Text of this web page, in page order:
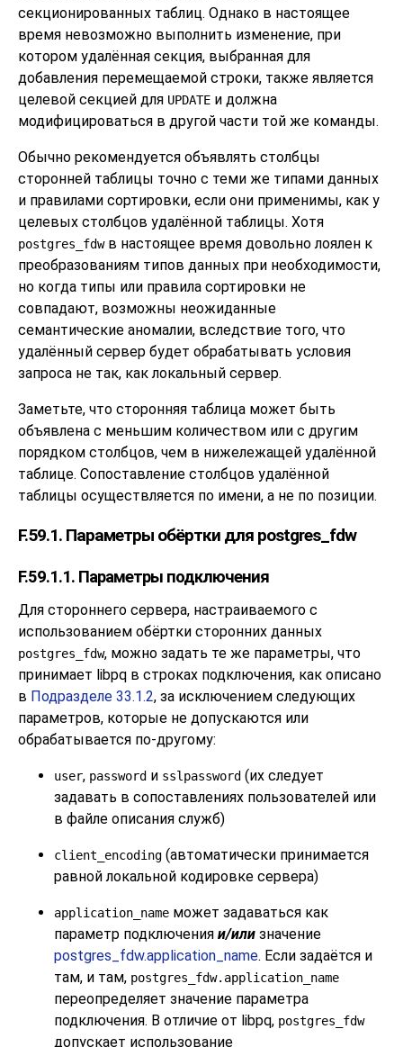
секционированных таблиц. Однако в настоящее
время невозможно выполнить изменение, при
котором удалённая секция, выбранная для
добавления перемещаемой строки, также является
целевой секцией для UPDATE и должна
модифицироваться в другой части той же команды.
Обычно рекомендуется объявлять столбцы
сторонней таблицы точно с теми же типами данных
и правилами сортировки, если они применимы, как у
целевых столбцов удалённой таблицы. Хотя
postgres_fdwв настоящее время довольно лоялен к
преобразованиям типов данных при необходимости,
но когда типы или правила сортировки не
совпадают, возможны неожиданные
семантические аномалии, вследствие того, что
удалённый сервер будет обрабатывать условия
запроса не так, как локальный сервер.
Заметьте, что сторонняя таблица может быть
объявлена с меньшим количеством или с другим
порядком столбцов, чем в нижележащей удалённой
таблице. Сопоставление столбцов удалённой
таблицы осуществляется по имени, а не по позиции.
F.59.1. Параметры обёртки для postgres_fdw
F.59.1.1. Параметры подключения
Для стороннего сервера, настраиваемого с
использованием обёртки сторонних данных
postgres_fdw, можно задать те же параметры, что
принимает libpq в строках подключения, как описано
в Подразделе 33.1.2, за исключением следующих
параметров, которые не допускаются или
обрабатывается по-другому:
user, password и sslpassword (их следует
задавать в сопоставлениях пользователей или
в файле описания служб)
client_encoding (автоматически принимается
равной локальной кодировке сервера)
application_name может задаваться как
параметр подключения и/или значение
postgres_fdw.application_name. Если задаётся и
там, и там, postgres_fdw.application_name
переопределяет значение параметра
подключения. В отличие от libpq, postgres_fdw
допускает использование